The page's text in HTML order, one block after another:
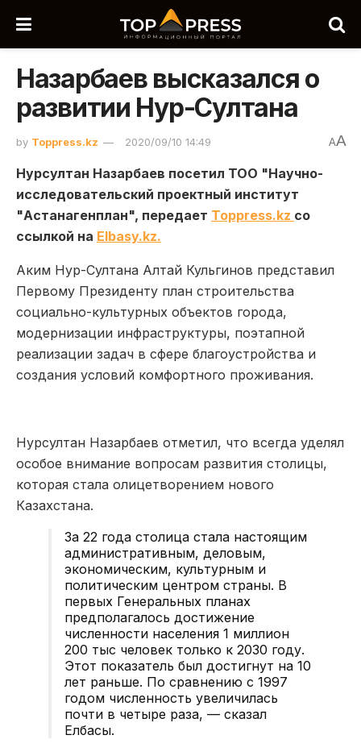
Назарбаев высказался о
развитии Нур-Султана
by Toppress.kz 2020/09/10 14:49 AA
Нурсултан Назарбаев посетил ТОО "Научно-
исследовательский проектный институт
"Астанагенплан", передает Toppress.kz со
ссылкой на Elbasy.kz.
Аким Нур-Султана Алтай Кульгинов представил
Первому Президенту план строительства
социально-культурных объектов города,
модернизации инфраструктуры, поэтапной
реализации задач в сфере благоустройства и
создания условий комфортного проживания.
Нурсултан Назарбаев отметил, что всегда уделял
особое внимание вопросам развития столицы,
которая стала олицетворением нового
Казахстана.
За 22 года столица стала настоящим
административным, деловым,
экономическим, культурным и
политическим центром страны. В
первых Генеральных планах
предполагалось достижение
численности населения 1 миллион
200 тыс человек только к 2030 году.
Этот показатель был достигнут на 10
лет раньше. По сравнению с 1997
годом численность увеличилась
почти в четыре раза, — сказал
Елбасы.